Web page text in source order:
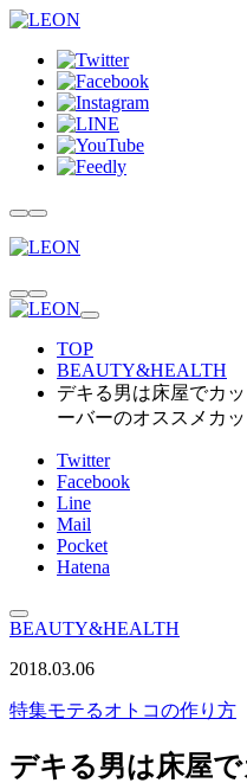
TOP
BEAUTY&HEALTH
デキる男は床屋でカ
ーバーのオススメカ
Twitter
Facebook
Line
Mail
Pocket
Hatena
BEAUTY&HEALTH
2018.03.06
特集モテるオトコの作り方
デキる男は床屋